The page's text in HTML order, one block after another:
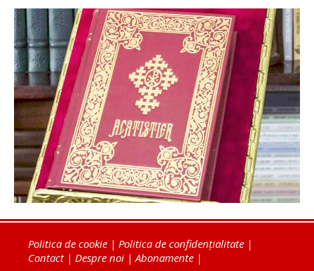
Politica de cookie | Politica de confidențialitate |
Contact| Despre noi | Abonamente |